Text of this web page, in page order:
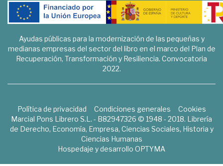
Ayudas públicas para la modernización de las pequeñas y
medianas empresas del sector del libro en el marco del Plan de
Recuperación, Transformación y Resiliencia. Convocatoria
2022.
Política de privacidad Condiciones generales
Cookies
Marcial Pons Librero S.L. - B82947326 © 1948 - 2018. Librería
de Derecho, Economía, Empresa, Ciencias Sociales, Historia y
Ciencias Humanas
Hospedaje y desarrollo OPTYMA